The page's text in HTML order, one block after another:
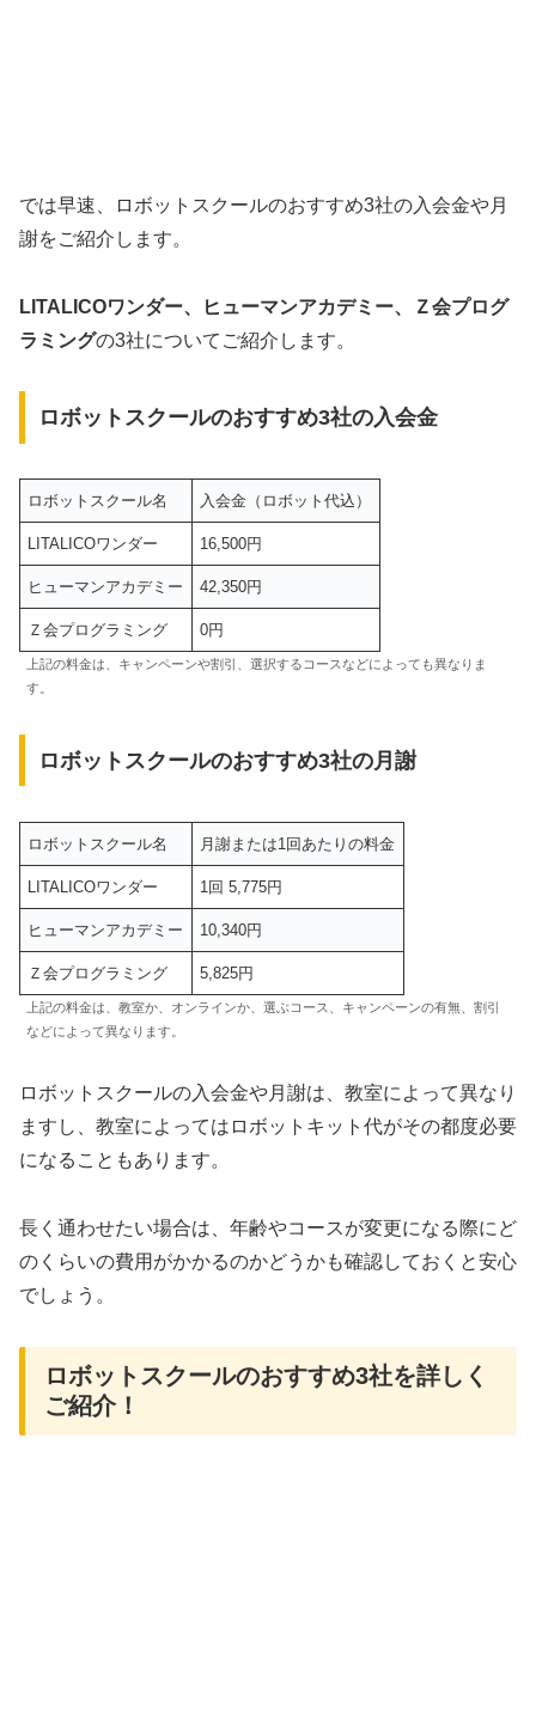
では早速、ロボットスクールのおすすめ3社の入会金や月
謝をご紹介します。
LITALICOワンダー、ヒューマンアカデミー、Ｚ会プログ
ラミングの3社についてご紹介します。
ロボットスクールのおすすめ3社の入会金
ロボットスクール名 入会金（ロボット代込）
LITALICOワンダー 16,500円
ヒューマンアカデミー 42,350円
Ｚ会プログラミング 0円
上記の料金は、キャンペーンや割引、選択するコースなどによっても異なりま
す。
ロボットスクールのおすすめ3社の月謝
ロボットスクール名 月謝または1回あたりの料金
LITALICOワンダー 1回 5,775円
ヒューマンアカデミー 10,340円
Ｚ会プログラミング 5,825円
上記の料金は、教室か、オンラインか、選ぶコース、キャンペーンの有無、割引
などによって異なります。
ロボットスクールの入会金や月謝は、教室によって異なり
ますし、教室によってはロボットキット代がその都度必要
になることもあります。
長く通わせたい場合は、年齢やコースが変更になる際にど
のくらいの費用がかかるのかどうかも確認しておくと安心
でしょう。
ロボットスクールのおすすめ3社を詳しく
ご紹介！